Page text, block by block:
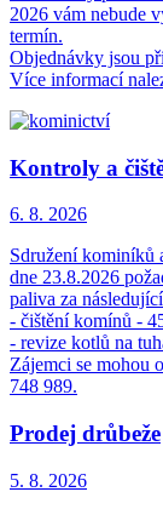
2026 vám nebude
termín.
Objednávky jsou
Více informací
Kontroly a
6. 8. 2026
Sdružení kominíků
dne 23.8.2026
paliva za
- čištění komínů -
- revize kotlů na
Zájemci se mohou
748 989.
Prodej drůbeže
5. 8. 2026